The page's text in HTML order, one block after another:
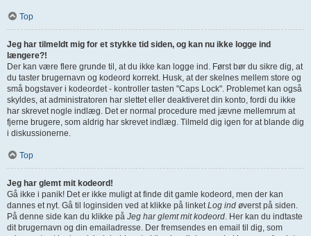
Top
Jeg har tilmeldt mig for et stykke tid siden, og kan nu ikke logge ind
længere?!
Der kan være flere grunde til, at du ikke kan logge ind. Først bør du sikre dig, at
du taster brugernavn og kodeord korrekt. Husk, at der skelnes mellem store og
små bogstaver i kodeordet - kontroller tasten "Caps Lock". Problemet kan også
skyldes, at administratoren har slettet eller deaktiveret din konto, fordi du ikke
har skrevet nogle indlæg. Det er normal procedure med jævne mellemrum at
fjerne brugere, som aldrig har skrevet indlæg. Tilmeld dig igen for at blande dig
i diskussionerne.
Top
Jeg har glemt mit kodeord!
Gå ikke i panik! Det er ikke muligt at finde dit gamle kodeord, men der kan
dannes et nyt. Gå til loginsiden ved at klikke på linketLog ind øverst på siden.
På denne side kan du klikke på Jeg har glemt mit kodeord. Her kan du indtaste
dit brugernavn og din emailadresse. Der fremsendes en email til dig, som